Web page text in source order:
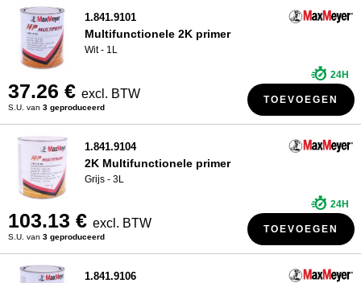
1.841.9101
Multifunctionele 2K primer
Wit - 1L
37.26 € excl. BTW
S.U. van 3 geproduceerd
24H
TOEVOEGEN
1.841.9104
2K Multifunctionele primer
Grijs - 3L
103.13 € excl. BTW
S.U. van 3 geproduceerd
24H
TOEVOEGEN
1.841.9106